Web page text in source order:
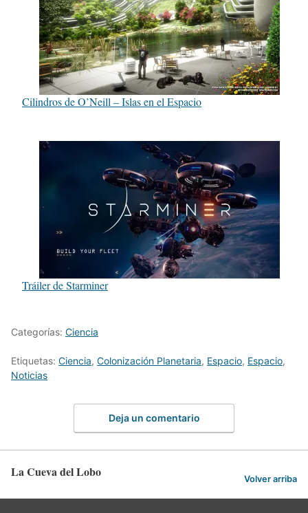
Cilindros de O’Neill – Islas en el Espacio
Tráiler de Starminer
Categorías: Ciencia
Etiquetas: Ciencia, Colonización Planetaria, Espacio, Espacio,
Noticias
Deja un comentario
La Cueva del Lobo Volver arriba